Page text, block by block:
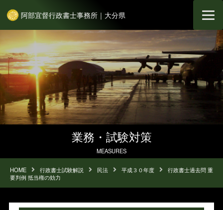
阿部宜督行政書士事務所｜大分県
業務・試験対策
MEASURES
HOME 行政書士試験解説 民法 平成３０年度
行政書士過去問 重
要判例 抵当権の効力